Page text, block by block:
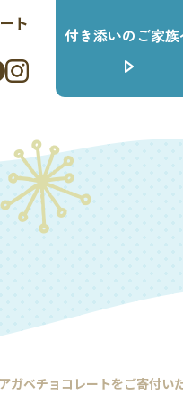
ト
付き添いのご家族
ガベチョコレートをご寄付い